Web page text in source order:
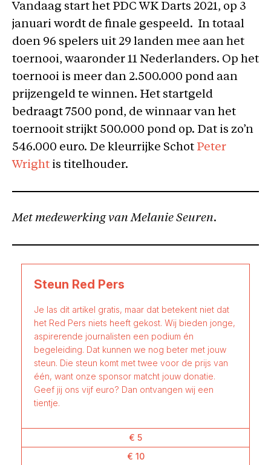
Vandaag start het PDC WK Darts 2021, op 3
januari wordt de finale gespeeld. In totaal
doen 96 spelers uit 29 landen mee aan het
toernooi, waaronder 11 Nederlanders. Op het
toernooi is meer dan 2.500.000 pond aan
prijzengeld te winnen. Het startgeld
bedraagt 7500 pond, de winnaar van het
toernooit strijkt 500.000 pond op. Dat is zo’n
546.000 euro. De kleurrijke Schot Peter
Wright is titelhouder.
Met medewerking van Melanie Seuren.
Steun Red Pers
Je las dit artikel gratis, maar dat betekent niet dat
het Red Pers niets heeft gekost. Wij bieden jonge,
aspirerende journalisten een podium én
begeleiding. Dat kunnen we nog beter met jouw
steun. Die steun komt met twee voor de prijs van
één, want onze sponsor matcht jouw donatie.
Geef jij ons vijf euro? Dan ontvangen wij een
tientje.
€ 5
€ 10